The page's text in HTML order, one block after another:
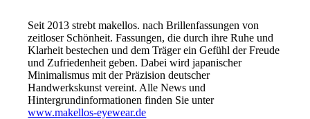
Seit 2013 strebt makellos. nach Brillenfassungen von
zeitloser Schönheit. Fassungen, die durch ihre Ruhe und
Klarheit bestechen und dem Träger ein Gefühl der Freude
und Zufriedenheit geben. Dabei wird japanischer
Minimalismus mit der Präzision deutscher
Handwerkskunst vereint. Alle News und
Hintergrundinformationen finden Sie unter
www.makellos-eyewear.de